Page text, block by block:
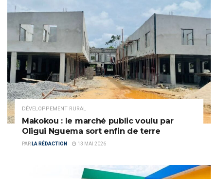
DÉVELOPPEMENT RURAL
Makokou : le marché public voulu par
Oligui Nguema sort enfin de terre
PAR LA RÉDACTION 13 MAI 2026